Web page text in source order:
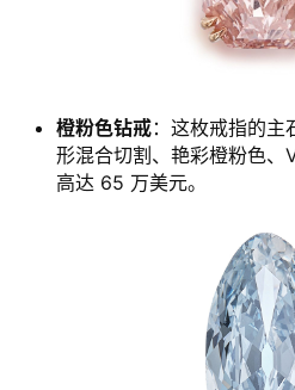
橙粉色钻戒：这枚戒指的
形混合切割、艳彩橙粉色、
高达 65 万美元。